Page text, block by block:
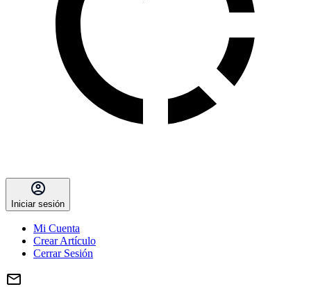
Iniciar sesión
Mi Cuenta
Crear Artículo
Cerrar Sesión